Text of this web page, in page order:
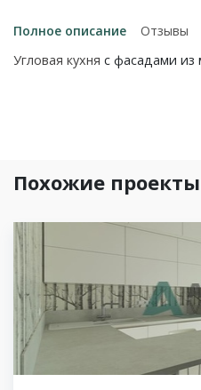
Полное описание
Отзывы
Угловая кухня с фасадами из
Похожие проекты